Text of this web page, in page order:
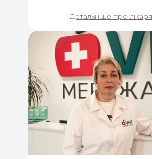
Детальніше про лікаря